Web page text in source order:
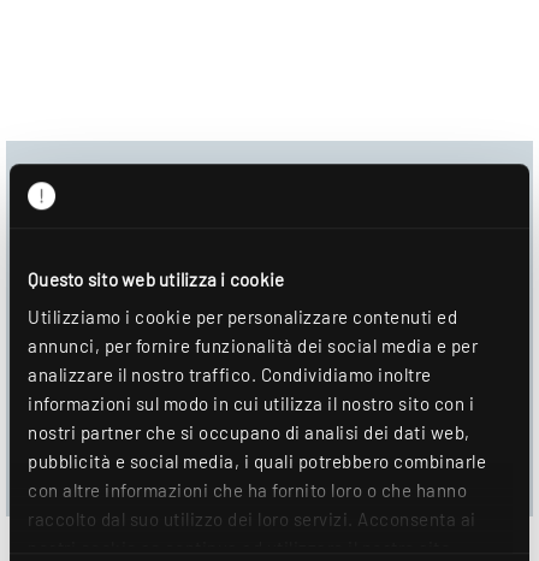
Questo sito web utilizza i cookie
Utilizziamo i cookie per personalizzare contenuti ed
annunci, per fornire funzionalità dei social media e per
analizzare il nostro traffico. Condividiamo inoltre
informazioni sul modo in cui utilizza il nostro sito con i
nostri partner che si occupano di analisi dei dati web,
pubblicità e social media, i quali potrebbero combinarle
con altre informazioni che ha fornito loro o che hanno
raccolto dal suo utilizzo dei loro servizi. Acconsenta ai
Centro download
DOWNLOAD
AGGIUNGI ALLA LISTA DEI DESIDERI